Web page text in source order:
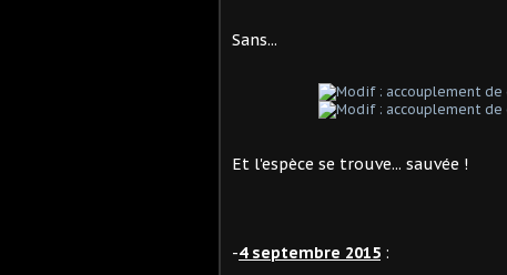
Sans...
Et l'espèce se trouve... sauvée !
-4 septembre 2015 :